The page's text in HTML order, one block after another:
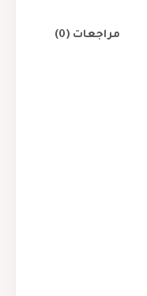
مراجعات (0)